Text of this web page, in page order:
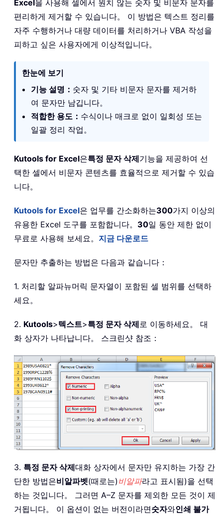
Excel 을 사용해 셀에서 원치 않는 숫자 및 비문자 문자를
편리하게 제거할 수 있습니다。 이 방법은 텍스트 정리를
자주 수행하거나 대량 데이터를 처리하거나 VBA 작성을
피하고 싶은 사용자에게 이상적입니다。
한눈에 보기
기능 설명： 숫자 및 기타 비문자 문자를 제거하
여 문자만 남깁니다。
적합한 용도： 수식이나 매크로 없이 일회성 또는
일괄 정리 작업。
Kutools for Excel은특정 문자 삭제기능을 제공하여 선
택한 셀에서 비문자 콘텐츠를 효율적으로 제거할 수 있습
니다。
Kutools for Excel은 업무를 간소화하는300가지 이상의
유용한 Excel 도구를 포함합니다。 30일 동안 제한 없이
무료로 사용해 보세요。 지금 다운로드
문자만 추출하는 방법은 다음과 같습니다：
1. 처리할 알파뉴머릭 문자열이 포함된 셀 범위를 선택하
세요。
2. Kutools>텍스트>특정 문자 삭제로 이동하세요。 대
화 상자가 나타납니다。 스크린샷 참조：
3. 특정 문자 삭제대화 상자에서 문자만 유지하는 가장 간
단한 방법은비알파벳(때로는) 비알파라고 표시됨)을 선택
하는 것입니다。 그러면 A–Z 문자를 제외한 모든 것이 제
거됩니다。 이 옵션이 없는 버전이라면숫자와인쇄 불가